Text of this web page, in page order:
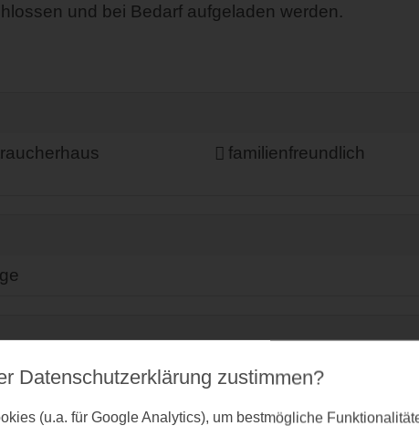
und bei Bedarf aufgeladen werden.
familienfreundlich
Ladestation Mit ÖPNV erreichbar
Datenschutz­erklärung zustimmen?
(u.a. für Google Analytics), um bestmögliche